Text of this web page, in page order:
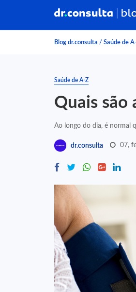
Blog dr.consulta / Saúde de
Saúde de A-Z
Quais são
Ao longo do dia, é normal
dr.consulta 07,